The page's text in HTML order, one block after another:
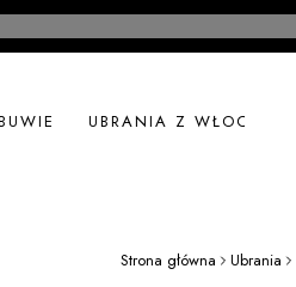
UBRANIA Z WŁOCH
Strona główna Ubrania